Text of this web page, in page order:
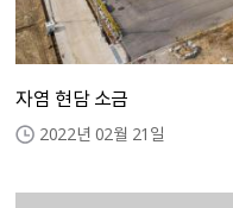
자염 현담 소금
2022년 02월 21일